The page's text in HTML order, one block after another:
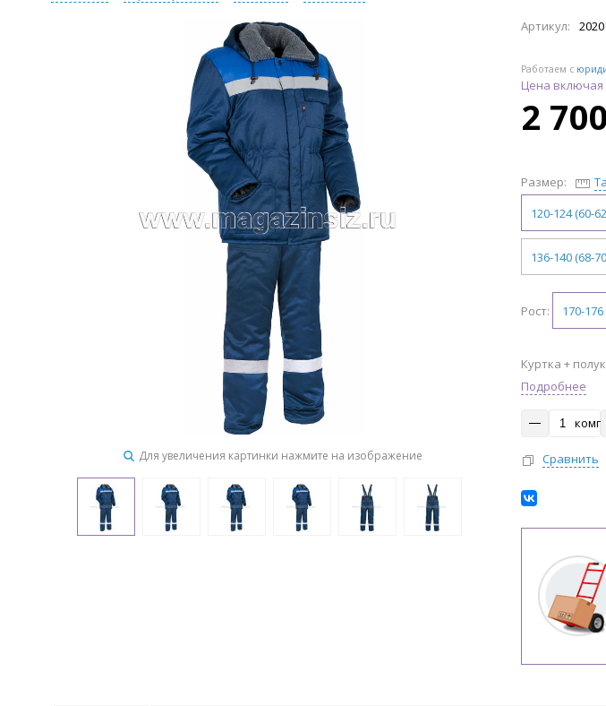
Для увеличения картинки нажмите на изображение
Артикул:
Работаем с
Цена
2
Размер:
120-124 (60-
136-140 (68-
Рост: 170-176
Куртка +
Подробнее
комп
Сравнить